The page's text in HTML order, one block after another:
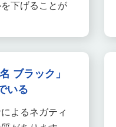
下げることが
ブラック」
いる
よるネガティ